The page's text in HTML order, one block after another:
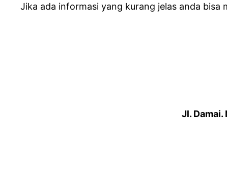
Jika ada informasi yang kurang jelas anda
Jl.